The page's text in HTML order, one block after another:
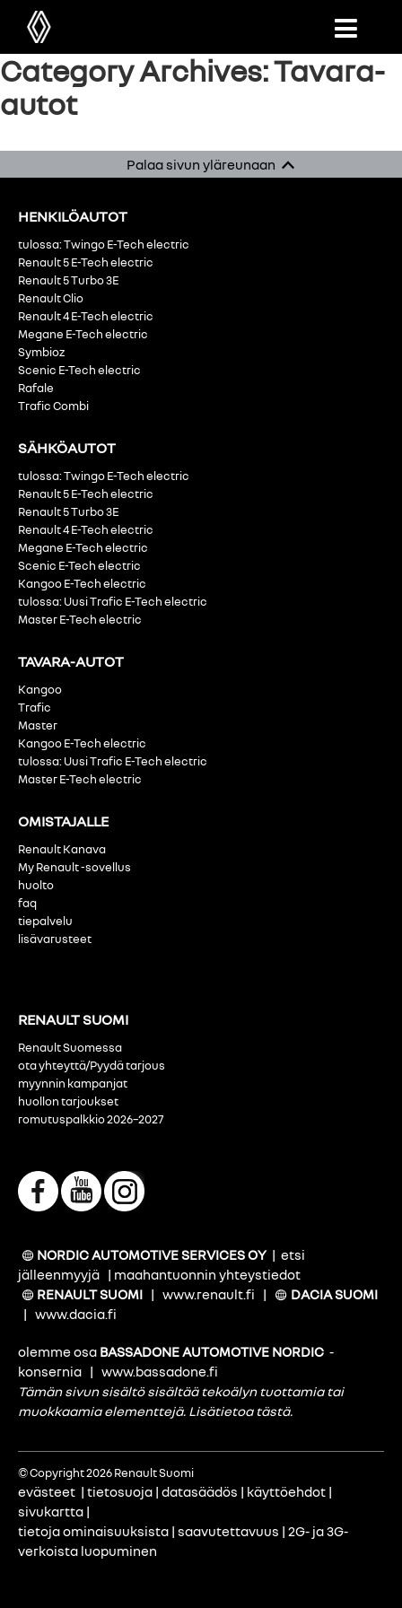
Category Archives: Tavara-
autot
Palaa sivun yläreunaan
HENKILÖAUTOT
tulossa: Twingo E-Tech electric
Renault 5 E-Tech electric
Renault 5 Turbo 3E
Renault Clio
Renault 4 E-Tech electric
Megane E-Tech electric
Symbioz
Scenic E-Tech electric
Rafale
Trafic Combi
SÄHKÖAUTOT
tulossa: Twingo E-Tech electric
Renault 5 E-Tech electric
Renault 5 Turbo 3E
Renault 4 E-Tech electric
Megane E-Tech electric
Scenic E-Tech electric
Kangoo E-Tech electric
tulossa: Uusi Trafic E-Tech electric
Master E-Tech electric
TAVARA-AUTOT
Kangoo
Trafic
Master
Kangoo E-Tech electric
tulossa: Uusi Trafic E-Tech electric
Master E-Tech electric
OMISTAJALLE
Renault Kanava
My Renault -sovellus
huolto
faq
tiepalvelu
lisävarusteet
RENAULT SUOMI
Renault Suomessa
ota yhteyttä/Pyydä tarjous
myynnin kampanjat
huollon tarjoukset
romutuspalkkio 2026–2027
NORDIC AUTOMOTIVE SERVICES OY | etsi
jälleenmyyjä | maahantuonnin yhteystiedot
RENAULT SUOMI | www.renault.fi |
DACIA SUOMI
| www.dacia.fi
olemme osa BASSADONE AUTOMOTIVE NORDIC -
konsernia | www.bassadone.fi
Tämän sivun sisältö sisältää tekoälyn tuottamia tai
muokkaamia elementtejä. Lisätietoa tästä.
© Copyright 2026 Renault Suomi
evästeet |tietosuoja |datasäädös | käyttöehdot |
sivukartta |
tietoja ominaisuuksista |saavutettavuus |2G- ja 3G-
verkoista luopuminen